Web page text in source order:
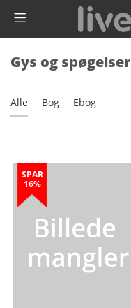
Gys og spøgelser
Alle Bog Ebog
SPAR
16%